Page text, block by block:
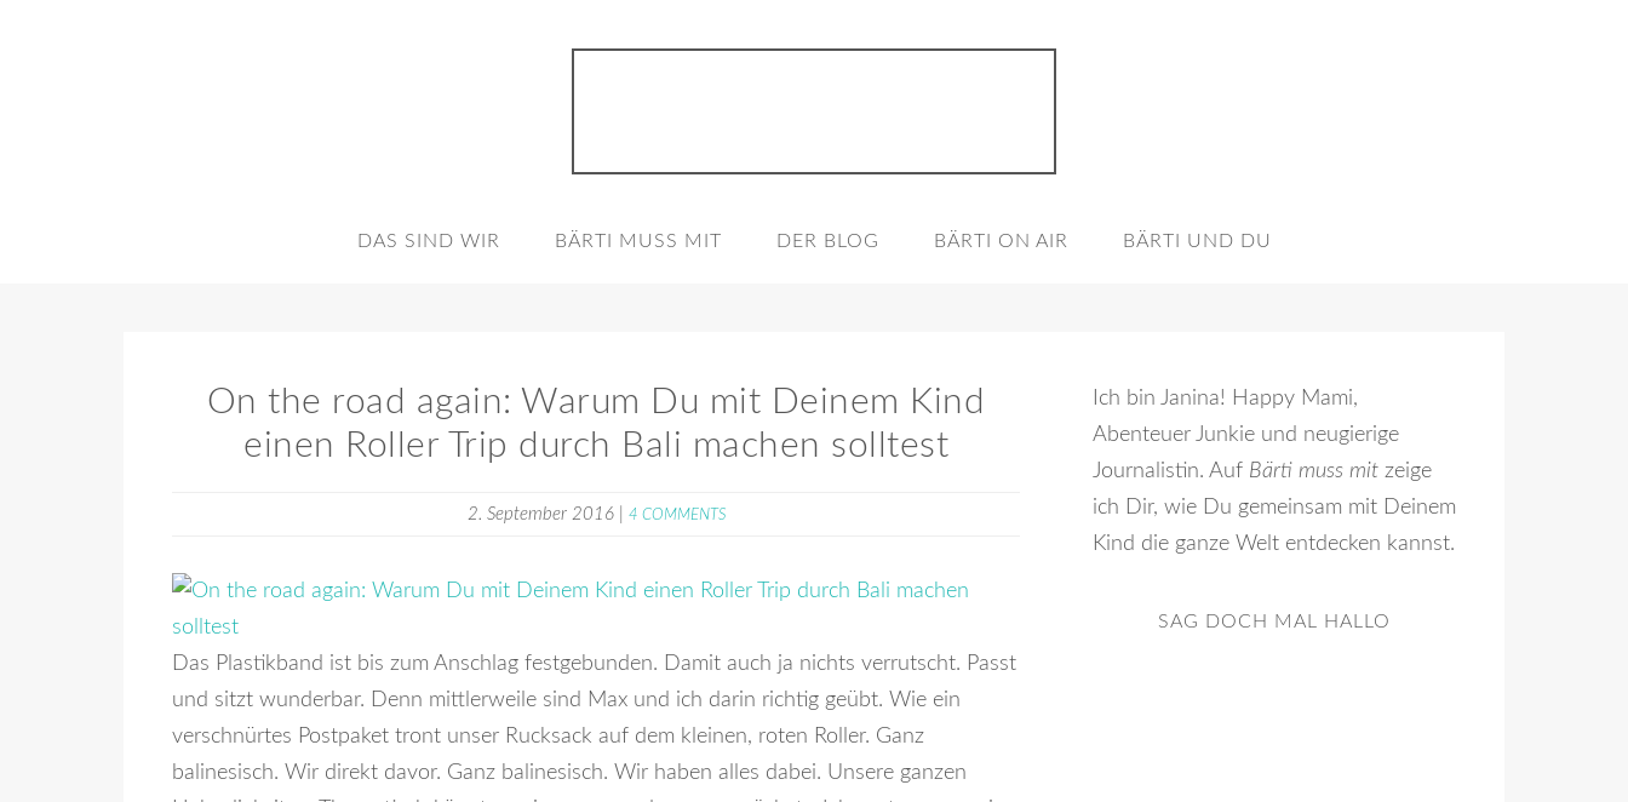
DAS SIND WIR BÄRTI MUSS MIT DER BLOG BÄRTI ON AIR BÄRTI UND DU
On the road again: Warum Du mit Deinem Kind
einen Roller Trip durch Bali machen solltest
2. September 2016| 4 COMMENTS
Das Plastikband ist bis zum Anschlag festgebunden. Damit auch ja nichts verrutscht. Passt
und sitzt wunderbar. Denn mittlerweile sind Max und ich darin richtig geübt. Wie ein
verschnürtes Postpaket tront unser Rucksack auf dem kleinen, roten Roller. Ganz
balinesisch. Wir direkt davor. Ganz balinesisch. Wir haben alles dabei. Unsere ganzen
Ich bin Janina! Happy Mami,
Abenteuer Junkie und neugierige
Journalistin. Auf Bärti muss mit zeige
ich Dir, wie Du gemeinsam mit Deinem
Kind die ganze Welt entdecken kannst.
SAG DOCH MAL HALLO